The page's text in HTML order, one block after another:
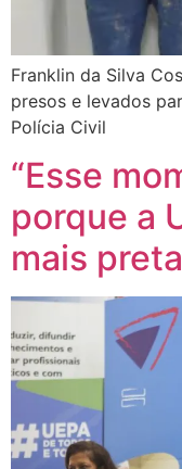
Franklin da Silva
presos e levados
Polícia Civil
“Esse
porque a
mais